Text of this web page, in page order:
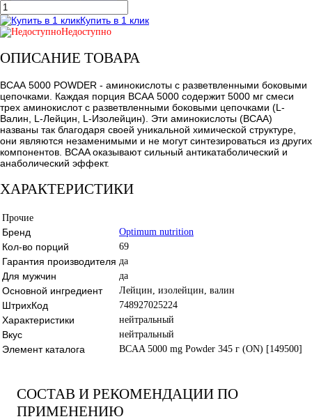
Купить в 1 клик
Недоступно
ОПИСАНИЕ ТОВАРА
ВСАА 5000 POWDER - аминокислоты с разветвленными боковыми
цепочками. Каждая порция ВСАА 5000 содержит 5000 мг смеси
трех аминокислот с разветвленными боковыми цепочками (L-
Валин, L-Лейцин, L-Изолейцин). Эти аминокислоты (BCAA)
названы так благодаря своей уникальной химической структуре,
они являются незаменимыми и не могут синтезироваться из других
компонентов. BCAA оказывают сильный антикатаболический и
анаболический эффект.
ХАРАКТЕРИСТИКИ
Прочие
Бренд Optimum nutrition
Кол-во порций 69
Гарантия производителя да
Для мужчин да
Основной ингредиент Лейцин, изолейцин, валин
ШтрихКод 748927025224
Характеристики нейтральный
Вкус нейтральный
Элемент каталога BCAA 5000 mg Powder 345 г (ON) [149500]
СОСТАВ И РЕКОМЕНДАЦИИ ПО
ПРИМЕНЕНИЮ